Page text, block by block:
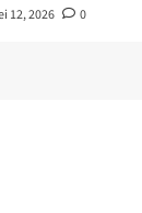
12, 2026 0